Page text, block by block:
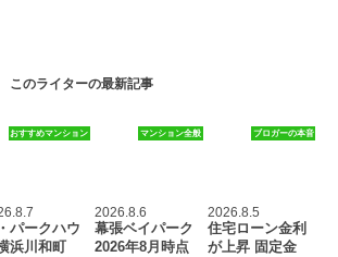
このライターの最新記事
おすすめマンション
パークハウ
浜川和町
マンション全般
2026.8.6
幕張ベイパーク
2026年8月時点
ブロガーの本音
2026.8.5
住宅ローン金利
が上昇 固定金